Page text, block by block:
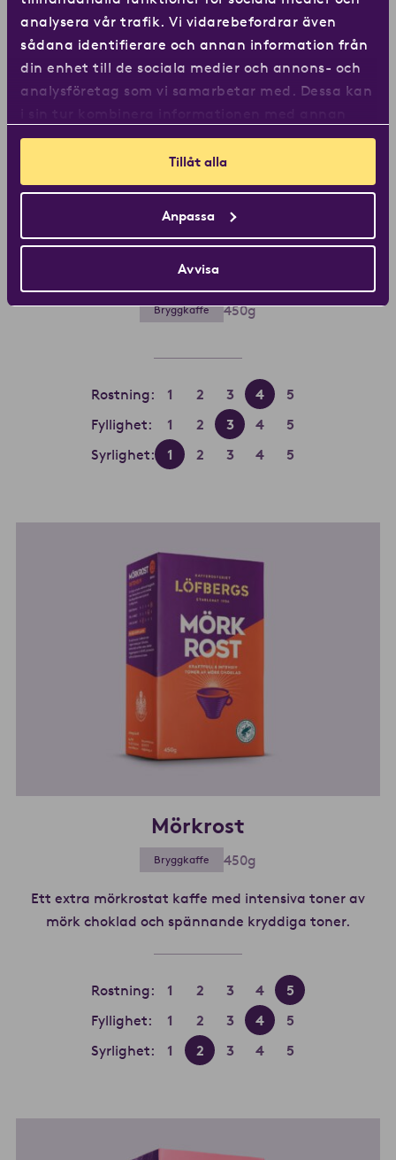
analysera vår trafik. Vi vidarebefordrar även
sådana identifierare och annan information från
din enhet till de sociala medier och annons- och
analysföretag som vi samarbetar med. Dessa kan
information som du har tillhandahållit eller som
de har samlat in när du har använt deras
tjänster.
Tillåt alla
Anpassa
Avvisa
Köp från Löfbergs
Köp från Coop
120 Mörkrost Limited Edition
Bryggkaffe 450g
Rostning: 1 2 3 4
5
Fyllighet:
1 2 3 4
5
Syrlighet:
1 2 3 4 5
Mörkrost
Bryggkaffe 450g
Ett extra mörkrostat kaffe med intensiva toner av
mörk choklad och spännande kryddiga toner.
Rostning: 1 2 3 4
5
Fyllighet:
1 2 3 4
5
Syrlighet:
1 2 3 4 5